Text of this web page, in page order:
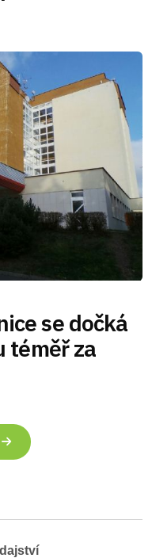
se dočká
téměř za